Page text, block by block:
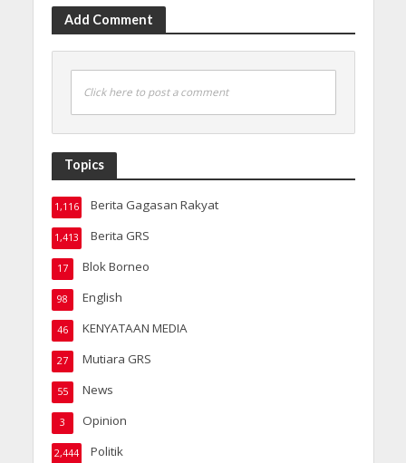
Add Comment
Click here to post a comment
Topics
Berita Gagasan Rakyat
1,116
Berita GRS
1,413
Blok Borneo
17
English
98
KENYATAAN MEDIA
46
Mutiara GRS
27
News
55
Opinion
3
Politik
2,444